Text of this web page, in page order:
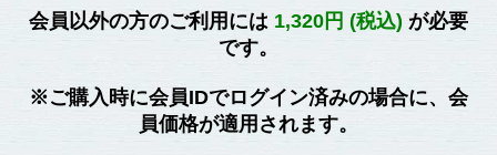
会員以外の方のご利用には 1,320円 (税込) が必要
です。
※ご購入時に会員IDでログイン済みの場合に、会
員価格が適用されます。